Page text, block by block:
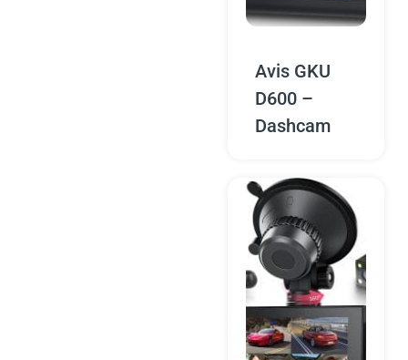
Avis GKU
D600 –
Dashcam